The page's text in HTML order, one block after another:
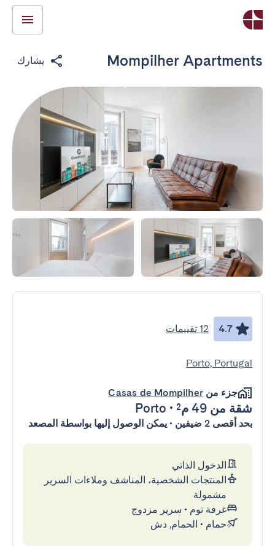
Mompilher Apartments يشارك
4.7 12 تقييمات
Porto, Portugal
جزء من Casas de Mompilher
شقة من 49 م² •
Porto
بحد أقصى 2 ضيفين • يمكن الوصول إليها بواسطة المصعد
الدخول الذاتي
المنتجات الشخصية، المناشف وملاءات السرير
مشمولة
غرفة نوم • سرير مزدوج
حمام • الحمام, دش